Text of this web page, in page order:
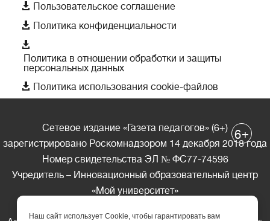
 Пользовательское соглашение
 Политика конфиденциальности

Политика в отношении обработки и защиты
персональных данных
 Политика использования cookie-файлов
Сетевое издание «Газета педагогов» (6+)
зарегистрировано Роскомнадзором 14 декабря 2018 года
Номер свидетельства ЭЛ № ФС77-74596
Учредитель – Инновационный образовательный центр
«Мой университет»
6+
Наш сайт использует Cookie, чтобы гарантировать вам